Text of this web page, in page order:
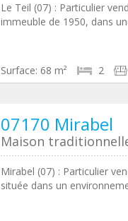
Le Teil (07) : Particulier
immeuble de 1950, dans
Surface: 68 m² 2
07170 Mirabel
Maison
Mirabel (07) : Particulier
située dans un